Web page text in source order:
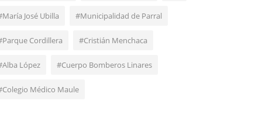
José Ubilla #Municipalidad de Parral
Cordillera #Cristián Menchaca
López #Cuerpo Bomberos Linares
Médico Maule